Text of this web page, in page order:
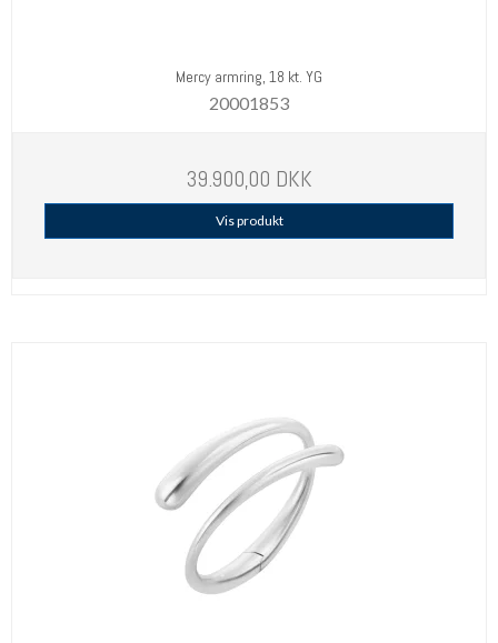
Mercy armring, 18 kt. YG
20001853
39.900,00 DKK
Vis produkt